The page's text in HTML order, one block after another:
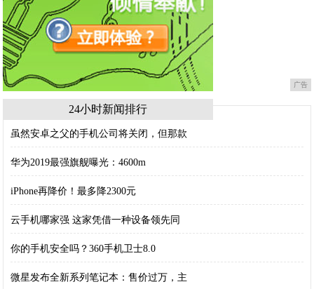
广告
24小时新闻排行
虽然安卓之父的手机公司将关闭，但那款
华为2019最强旗舰曝光：4600m
iPhone再降价！最多降2300元
云手机哪家强 这家凭借一种设备领先同
你的手机安全吗？360手机卫士8.0
微星发布全新系列笔记本：售价过万，主